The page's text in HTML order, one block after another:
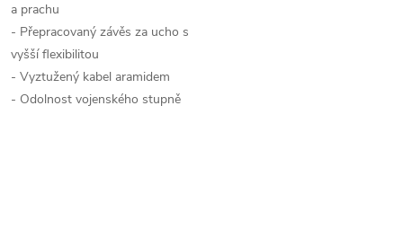
a prachu
- Přepracovaný závěs za ucho s
vyšší flexibilitou
- Vyztužený kabel aramidem
- Odolnost vojenského stupně